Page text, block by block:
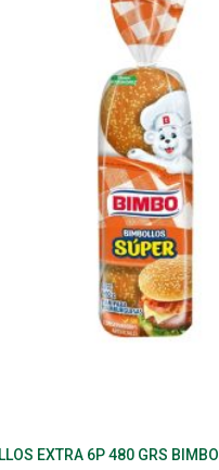
EXTRA 6P 480 GRS BIMBO